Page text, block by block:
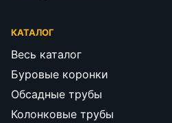
КАТАЛОГ
Весь каталог
Буровые коронки
Обсадные трубы
Колонковые трубы